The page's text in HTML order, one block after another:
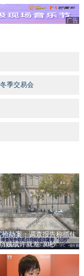
广告
季交易会
抢劫案：调查报告称抓住
贼或许就差“30秒”